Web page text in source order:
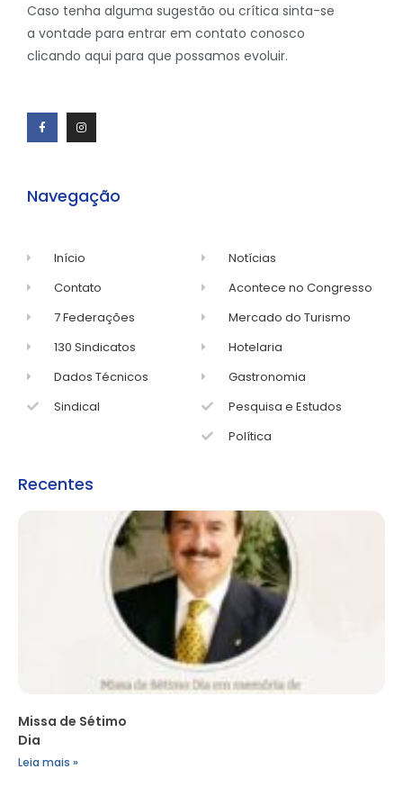
Caso tenha alguma sugestão ou crítica sinta-se
a vontade para entrar em contato conosco
clicando aqui para que possamos evoluir.
Navegação
Início
Contato
7 Federações
130 Sindicatos
Dados Técnicos
Sindical
Notícias
Acontece no Congresso
Mercado do Turismo
Hotelaria
Gastronomia
Pesquisa e Estudos
Política
Recentes
Missa de Sétimo
Dia
Leia mais »